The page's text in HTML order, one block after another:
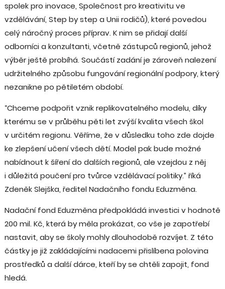
spolek pro inovace, Společnost pro kreativitu ve
vzdělávání, Step by step a Unii rodičů), které povedou
celý náročný proces příprav. K nim se přidají další
odborníci a konzultanti, včetně zástupců regionů, jehož
výběr ještě probíhá. Součástí zadání je zároveň nalezení
udržitelného způsobu fungování regionální podpory, který
nezanikne po pětiletém období.
“Chceme podpořit vznik replikovatelného modelu, díky
kterému se v průběhu pěti let zvýší kvalita všech škol
v určitém regionu. Věříme, že v důsledku toho zde dojde
ke zlepšení učení všech dětí. Model pak bude možné
nabídnout k šíření do dalších regionů, ale vzejdou z něj
i důležitá poučení pro tvůrce vzdělávací politiky.” říká
Zdeněk Slejška, ředitel Nadačního fondu Eduzměna.
Nadační fond Eduzměna předpokládá investici v hodnotě
200 mil. Kč, která by měla prokázat, co vše je zapotřebí
nastavit, aby se školy mohly dlouhodobě rozvíjet. Z této
částky je již zakládajícími nadacemi přislíbena polovina
prostředků a další dárce, kteří by se chtěli zapojit, fond
hledá.